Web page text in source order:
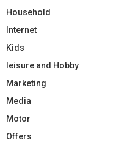
Household
Internet
Kids
leisure and Hobby
Marketing
Media
Motor
Offers